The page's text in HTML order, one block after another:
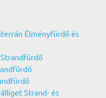
Élményfürdő és
Strand- és